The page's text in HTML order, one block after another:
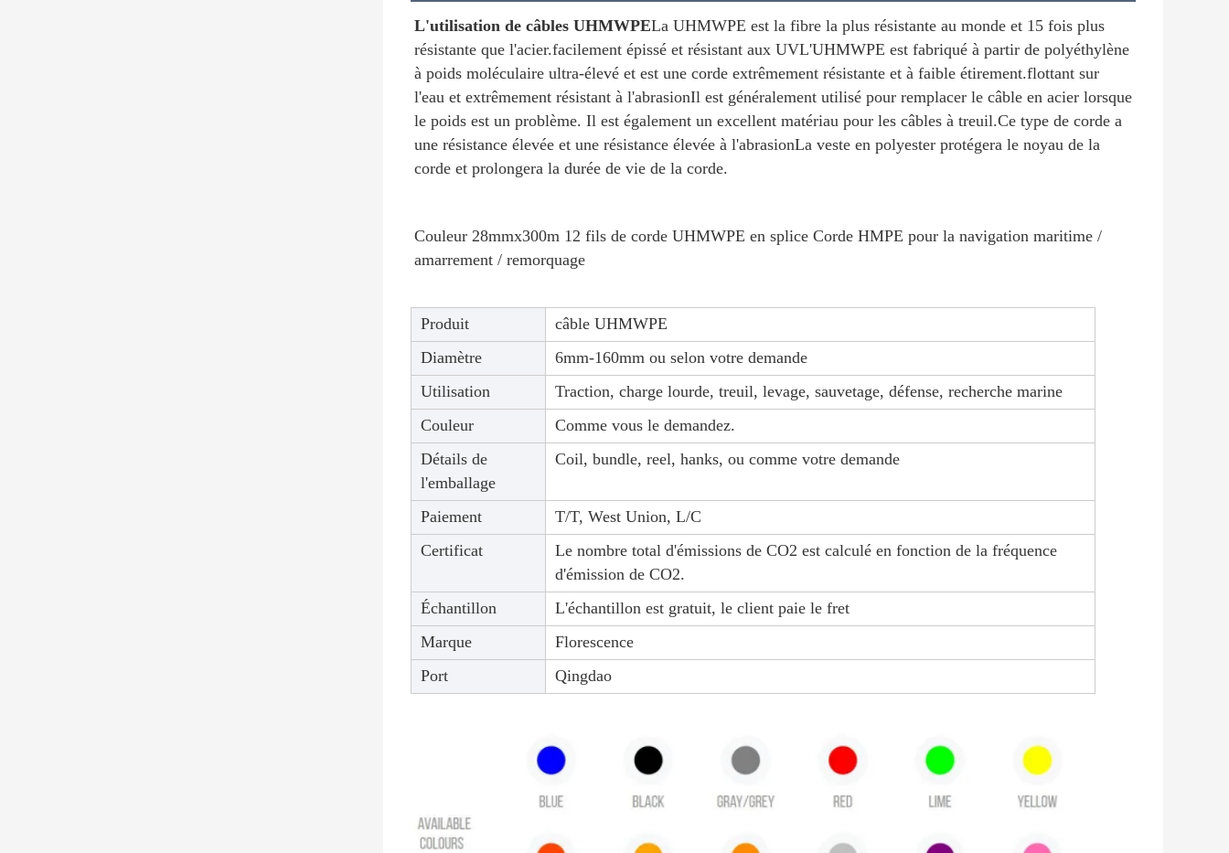
L'utilisation de câbles UHMWPELa UHMWPE est la fibre la plus résistante au monde et 15 fois plus
résistante que l'acier.facilement épissé et résistant aux UVL'UHMWPE est fabriqué à partir de polyéthylène
à poids moléculaire ultra-élevé et est une corde extrêmement résistante et à faible étirement.flottant sur
l'eau et extrêmement résistant à l'abrasionIl est généralement utilisé pour remplacer le câble en acier lorsque
le poids est un problème. Il est également un excellent matériau pour les câbles à treuil.Ce type de corde a
une résistance élevée et une résistance élevée à l'abrasionLa veste en polyester protégera le noyau de la
corde et prolongera la durée de vie de la corde.
Couleur 28mmx300m 12 fils de corde UHMWPE en splice Corde HMPE pour la navigation maritime /
amarrement / remorquage
Produit
câble UHMWPE
Diamètre
6mm-160mm ou selon votre demande
Utilisation
Traction, charge lourde, treuil, levage, sauvetage, défense, recherche marine
Couleur
Comme vous le demandez.
Détails de
l'emballage
Coil, bundle, reel, hanks, ou comme votre demande
Paiement
T/T, West Union, L/C
Certificat
Le nombre total d'émissions de CO2 est calculé en fonction de la fréquence
d'émission de CO2.
Échantillon
L'échantillon est gratuit, le client paie le fret
Marque
Florescence
Port
Qingdao